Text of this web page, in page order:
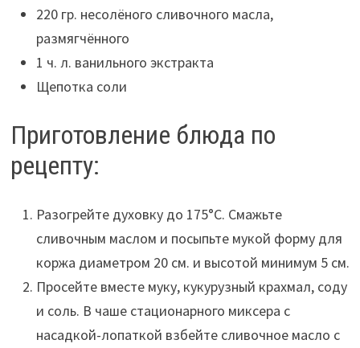
220 гр. несолёного сливочного масла,
размягчённого
1 ч. л. ванильного экстракта
Щепотка соли
Приготовление блюда по
рецепту:
Разогрейте духовку до 175°С. Смажьте
сливочным маслом и посыпьте мукой форму для
коржа диаметром 20 см. и высотой минимум 5 см.
Просейте вместе муку, кукурузный крахмал, соду
и соль. В чаше стационарного миксера с
насадкой-лопаткой взбейте сливочное масло с